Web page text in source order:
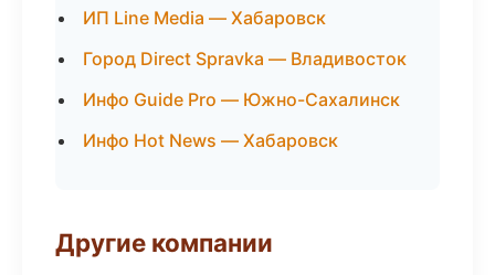
ИП Line Media — Хабаровск
Город Direct Spravka — Владивосток
Инфо Guide Pro — Южно-Сахалинск
Инфо Hot News — Хабаровск
Другие компании